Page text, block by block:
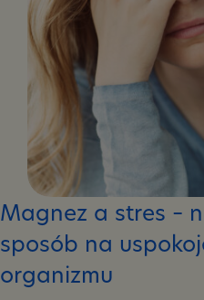
Magnez a stres –
sposób na
organizmu